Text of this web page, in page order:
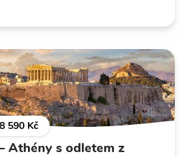
590 Kč
Athény s odletem z